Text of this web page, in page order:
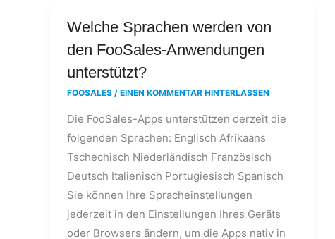
Welche Sprachen werden von
den FooSales-Anwendungen
unterstützt?
FOOSALES / EINEN KOMMENTAR HINTERLASSEN
Die FooSales-Apps unterstützen derzeit die
folgenden Sprachen: Englisch Afrikaans
Tschechisch Niederländisch Französisch
Deutsch Italienisch Portugiesisch Spanisch
Sie können Ihre Spracheinstellungen
jederzeit in den Einstellungen Ihres Geräts
oder Browsers ändern, um die Apps nativ in
Welche
Sprachen
von
FooSales-
Anwendungen
unterstützt?